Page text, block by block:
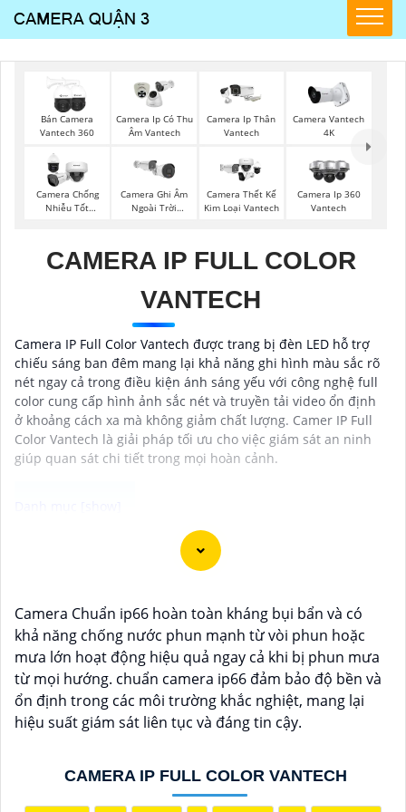
Bán Camera
Vantech 360
Camera Ip Có Thu
Âm Vantech
Camera Ip Thân
Vantech
Camera Vantech
4K
Camera Chống
Nhiễu Tốt
Camera Ghi Âm
Ngoài Trời
Camera Thết Kế
Kim Loại Vantech
Camera Ip 360
Vantech
CAMERA IP FULL COLOR
VANTECH
Camera IP Full Color Vantech được trang bị đèn LED hỗ trợ
chiếu sáng ban đêm mang lại khả năng ghi hình màu sắc rõ
nét ngay cả trong điều kiện ánh sáng yếu với công nghệ full
color cung cấp hình ảnh sắc nét và truyền tải video ổn định
ở khoảng cách xa mà không giảm chất lượng. Camer IP Full
Color Vantech là giải pháp tối ưu cho việc giám sát an ninh
giúp quan sát chi tiết trong mọi hoàn cảnh.
Camera Vantech là một thương hiệu camera an ninh
hàng đầu tại Việt Nam, chúng được thiết kế với công
và giám sát tốt cho ngôi nhà, cửa hàng, văn phòng
hoặc doanh nghiệp của bạn.
Vantech Việt Nam cung cấp các dòng sản phẩm
camera giám sát chất lượng cao như camera IP,
camera HD-TVI, camera AHD, camera wifi, camera
thông minh, và nhiều hơn nữa. Các sản phẩm của
cao, đáng tin cậy và dễ sử dụng.
Điểm mạnh của Camera Vantech là chất lượng dịch vụ
Camera Chuẩn ip66 hoàn toàn kháng bụi bẩn và có
khả năng chống nước phun mạnh từ vòi phun hoặc
mưa lớn hoạt động hiệu quả ngay cả khi bị phun mưa
từ mọi hướng. chuẩn camera ip66 đảm bảo độ bền và
ổn định trong các môi trường khắc nghiệt, mang lại
hiệu suất giám sát liên tục và đáng tin cậy.
CAMERA IP FULL COLOR VANTECH